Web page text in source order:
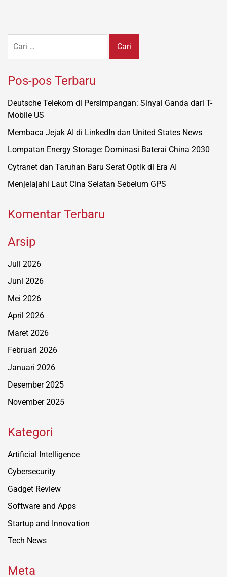
untuk:
Pos-pos Terbaru
Deutsche Telekom di Persimpangan: Sinyal Ganda dari T-
Mobile US
Membaca Jejak AI di LinkedIn dan United States News
Lompatan Energy Storage: Dominasi Baterai China 2030
Cytranet dan Taruhan Baru Serat Optik di Era AI
Menjelajahi Laut Cina Selatan Sebelum GPS
Komentar Terbaru
Arsip
Juli 2026
Juni 2026
Mei 2026
April 2026
Maret 2026
Februari 2026
Januari 2026
Desember 2025
November 2025
Kategori
Artificial Intelligence
Cybersecurity
Gadget Review
Software and Apps
Startup and Innovation
Tech News
Meta